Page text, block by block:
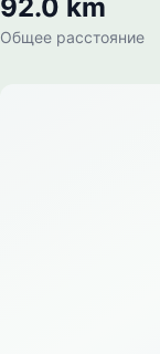
92.0 km
Общее расстояние